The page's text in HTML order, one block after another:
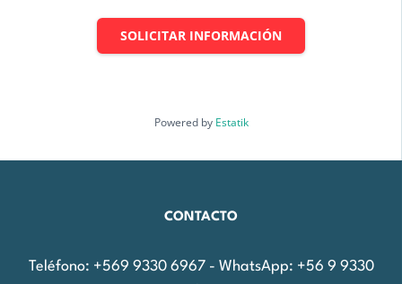
SOLICITAR INFORMACIÓN
Powered by Estatik
CONTACTO
Teléfono: +569 9330 6967 - WhatsApp: +56 9 9330